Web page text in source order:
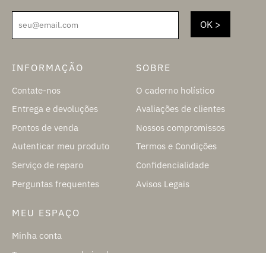
seu@email.com
INFORMAÇÃO
Contate-nos
Entrega e devoluções
Pontos de venda
Autenticar meu produto
Serviço de reparo
Perguntas frequentes
SOBRE
O caderno holístico
Avaliações de clientes
Nossos compromissos
Termos e Condições
Confidencialidade
Avisos Legais
MEU ESPAÇO
Minha conta